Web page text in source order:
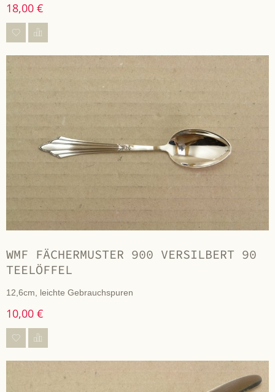
18,00 €
WMF FÄCHERMUSTER 900 VERSILBERT 90
TEELÖFFEL
12,6cm, leichte Gebrauchspuren
10,00 €